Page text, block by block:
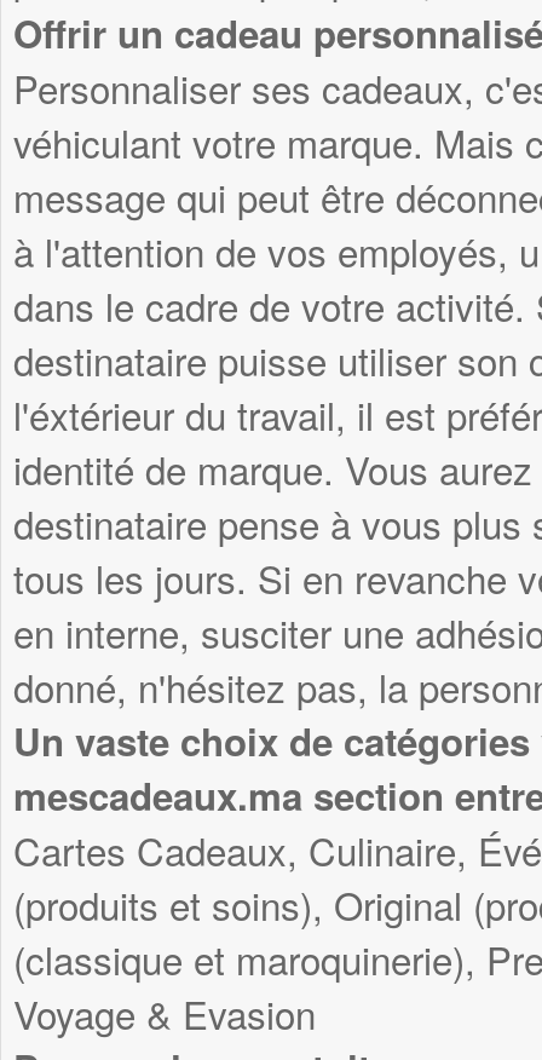
Offrir un cadeau
Personnaliser ses cadeaux,
véhiculant votre marque. Mais
message qui peut être
à l'attention de vos employés,
dans le cadre de votre
destinataire puisse utiliser son
l'éxtérieur du travail, il est
identité de marque. Vous
destinataire pense à vous
tous les jours. Si en revanche
en interne, susciter une
donné, n'hésitez pas, la
Un vaste choix de
mescadeaux.ma section
Cartes Cadeaux, Culinaire,
(produits et soins), Original
(classique et maroquinerie),
Voyage & Evasion